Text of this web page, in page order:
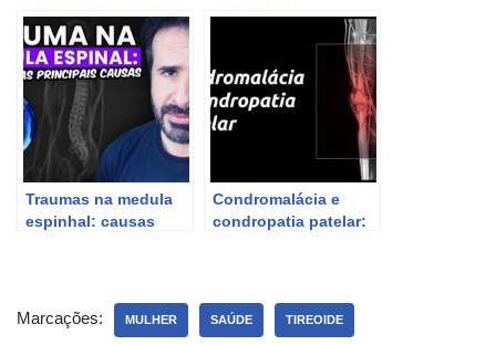
detalhes importantes.
Traumas na medula
espinhal: causas
Condromalácia e
condropatia patelar:
importantes
Marcações: MULHER SAÚDE TIREOIDE